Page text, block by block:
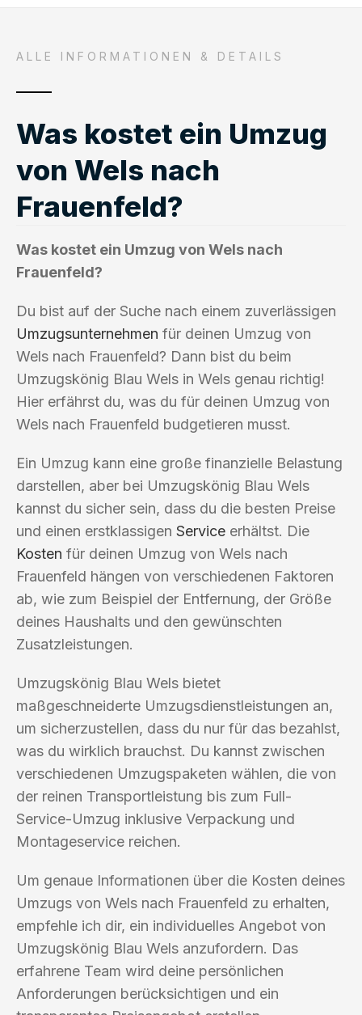
ALLE INFORMATIONEN & DETAILS
Was kostet ein Umzug
von Wels nach
Frauenfeld?
Was kostet ein Umzug von Wels nach
Frauenfeld?
Du bist auf der Suche nach einem zuverlässigen
Umzugsunternehmen für deinen Umzug von
Wels nach Frauenfeld? Dann bist du beim
Umzugskönig Blau Wels in Wels genau richtig!
Hier erfährst du, was du für deinen Umzug von
Wels nach Frauenfeld budgetieren musst.
Ein Umzug kann eine große finanzielle Belastung
darstellen, aber bei Umzugskönig Blau Wels
kannst du sicher sein, dass du die besten Preise
und einen erstklassigen Service erhältst. Die
Kosten für deinen Umzug von Wels nach
Frauenfeld hängen von verschiedenen Faktoren
ab, wie zum Beispiel der Entfernung, der Größe
deines Haushalts und den gewünschten
Zusatzleistungen.
Umzugskönig Blau Wels bietet
maßgeschneiderte Umzugsdienstleistungen an,
um sicherzustellen, dass du nur für das bezahlst,
was du wirklich brauchst. Du kannst zwischen
verschiedenen Umzugspaketen wählen, die von
der reinen Transportleistung bis zum Full-
Service-Umzug inklusive Verpackung und
Montageservice reichen.
Um genaue Informationen über die Kosten deines
Umzugs von Wels nach Frauenfeld zu erhalten,
empfehle ich dir, ein individuelles Angebot von
Umzugskönig Blau Wels anzufordern. Das
erfahrene Team wird deine persönlichen
Anforderungen berücksichtigen und ein